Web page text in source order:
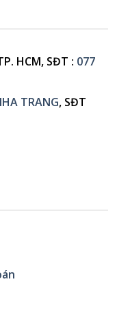
HCM, SĐT : 077
TRANG, SĐT